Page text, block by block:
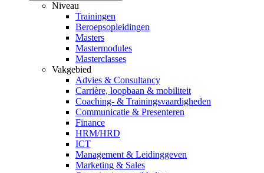
Niveau
Trainingen
Beroepsopleidingen
Masters
Mastermodules
Masterclasses
Vakgebied
Advies & Consultancy
Carrière, loopbaan & mobiliteit
Coaching- & Trainingsvaardigheden
Communicatie & Presenteren
Finance
HRM/HRD
ICT
Management & Leidinggeven
Marketing & Sales